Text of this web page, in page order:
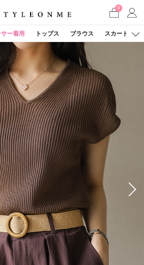
0
ー着用 トップス ブラウス スカート